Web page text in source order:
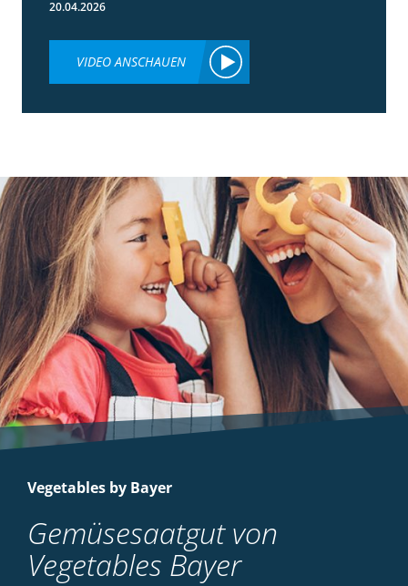
20.04.2026
VIDEO ANSCHAUEN
Vegetables by Bayer
Gemüsesaatgut von
Vegetables Bayer